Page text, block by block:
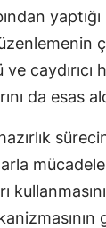
yaptığı
caydırıcı
da esas